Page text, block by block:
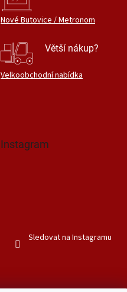
Nové Butovice / Metronom
Větší nákup?
Velkoobchodní nabídka
Instagram
Sledovat na Instagramu